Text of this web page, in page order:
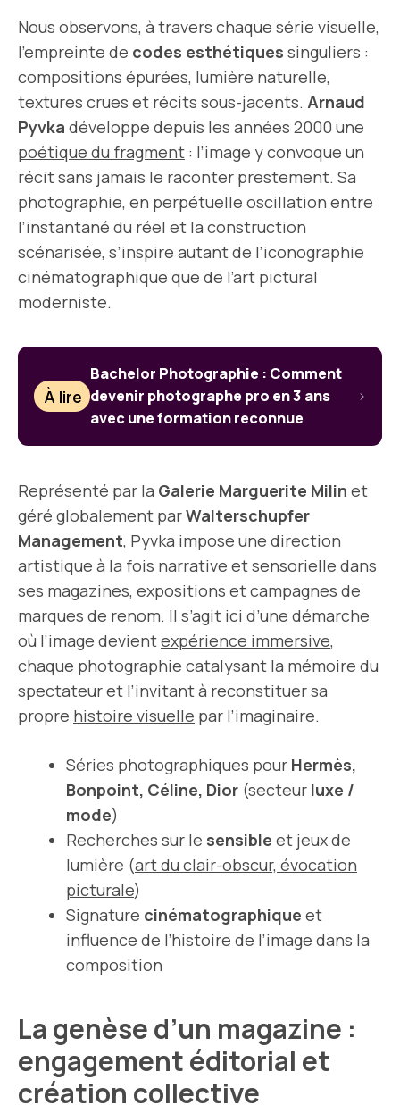
Nous observons, à travers chaque série visuelle,
l’empreinte de codes esthétiques singuliers :
compositions épurées, lumière naturelle,
textures crues et récits sous-jacents. Arnaud
Pyvka développe depuis les années 2000 une
poétique du fragment : l’image y convoque un
récit sans jamais le raconter prestement. Sa
photographie, en perpétuelle oscillation entre
l’instantané du réel et la construction
scénarisée, s’inspire autant de l’iconographie
cinématographique que de l’art pictural
moderniste.
À lire
Bachelor Photographie : Comment
devenir photographe pro en 3 ans
avec une formation reconnue
Représenté par la Galerie Marguerite Milin et
géré globalement parWalterschupfer
Management, Pyvka impose une direction
artistique à la fois narrative etsensorielle dans
ses magazines, expositions et campagnes de
marques de renom. Il s’agit ici d’une démarche
où l’image devientexpérience immersive,
chaque photographie catalysant la mémoire du
spectateur et l’invitant à reconstituer sa
propre histoire visuelle par l’imaginaire.
Séries photographiques pour Hermès,
Bonpoint, Céline, Dior (secteur luxe /
mode)
Recherches sur le sensible et jeux de
lumière (art du clair-obscur, évocation
picturale)
Signature cinématographique et
influence de l’histoire de l’image dans la
composition
La genèse d’un magazine :
engagement éditorial et
création collective